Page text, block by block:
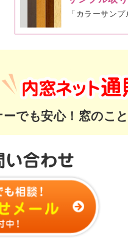
「カラーサン
でも安心！ 窓のこ